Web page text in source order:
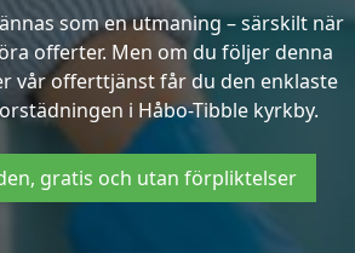
som en utmaning – särskilt när
offerter. Men om du följer denna
vår offerttjänst får du den enklaste
i Håbo-Tibble kyrkby.
gratis och utan förpliktelser